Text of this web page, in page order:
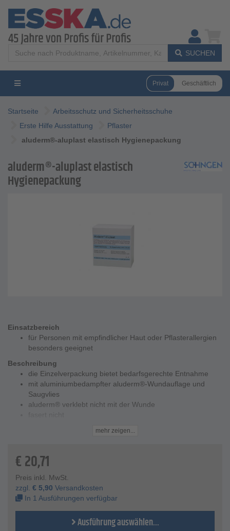
SUCHEN
Privat Geschäftlich
Startseite
Arbeitsschutz und Sicherheitsschuhe
Erste Hilfe Ausstattung
Pflaster
aluderm®-aluplast elastisch Hygienepackung
aluderm®-aluplast elastisch
Hygienepackung
Einsatzbereich
für Personen mit empfindlicher Haut oder Pflasterallergien
besonders geeignet
Beschreibung
die Einzelverpackung bietet bedarfsgerechte Entnahme
mit aluminiumbedampfter aluderm®-Wundauflage und
Saugvlies
aluderm® verklebt nicht mit der Wunde
kann bei der Hautbildung und Heilung helfen
in Standkarton
Trägermaterial hochelastisches Polyestervlies
besonders hautfreundlich
gut luftdurchlässig
wasserabweisend
mehr zeigen...
€20,71
Preis inkl. MwSt.
zzgl. € 5,90 Versandkosten
In 1 Ausführungen verfügbar
Ausführung auswählen...